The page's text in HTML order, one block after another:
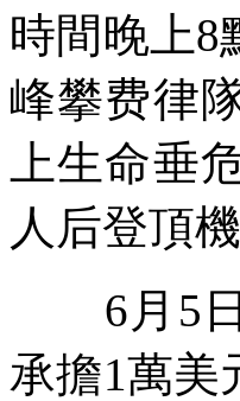
時間晚上8
峰攀费律
上生命垂
人后登頂
6月5日
承擔1萬美